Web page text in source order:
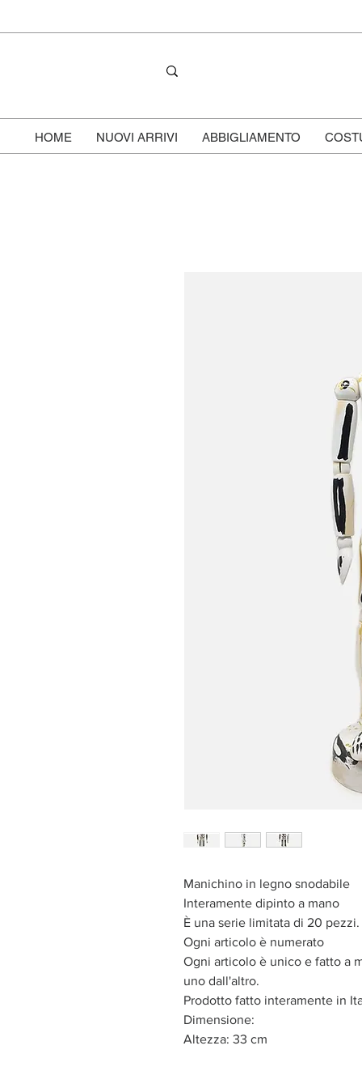
HOME NUOVI ARRIVI ABBIGLIAMENTO
Manichino in legno snodabile
Interamente dipinto a mano
È una serie limitata di 20 pezzi.
Ogni articolo è numerato
Ogni articolo è unico e fatto a
uno dall'altro.
Prodotto fatto interamente in
Dimensione:
Altezza: 33 cm